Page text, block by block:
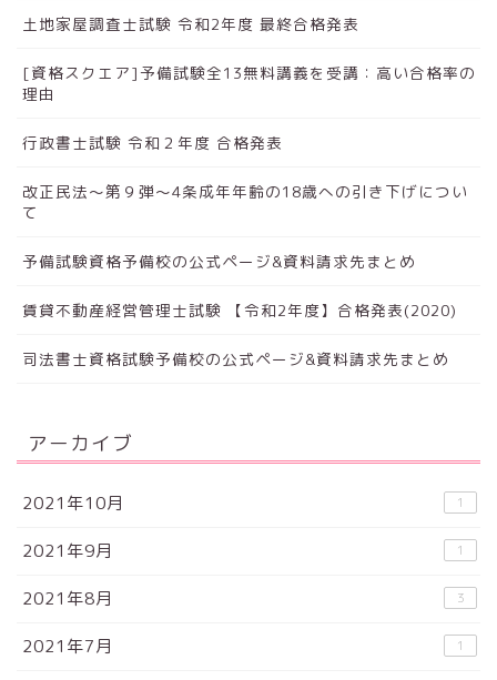
土地家屋調査士試験 令和2年度 最終合格発表
[資格スクエア]予備試験全13無料講義を受講：高い合格率の
理由
行政書士試験 令和２年度 合格発表
改正民法～第９弾～4条成年年齢の18歳への引き下げについ
て
予備試験資格予備校の公式ページ&資料請求先まとめ
賃貸不動産経営管理士試験 【令和2年度】合格発表(2020)
司法書士資格試験予備校の公式ページ&資料請求先まとめ
アーカイブ
2021年10月 1
2021年9月 1
2021年8月 3
2021年7月 1